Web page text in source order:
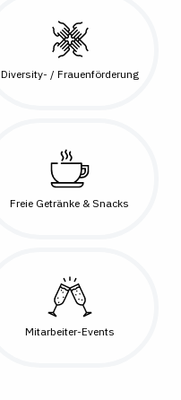
Diversity- / Frauenförderung
Freie Getränke & Snacks
Mitarbeiter-Events